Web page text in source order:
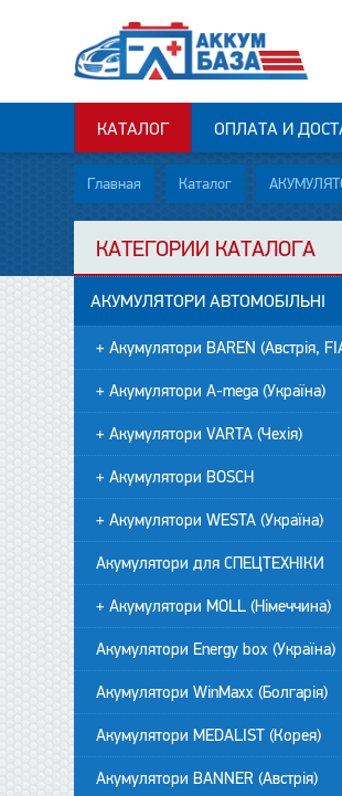
КАТАЛОГ ОПЛАТА И
Главная Каталог
КАТЕГОРИИ КАТАЛОГА
АКУМУЛЯТОРИ АВТОМОБІЛЬНІ
+ Акумулятори BAREN (Австрія,
+ Акумулятори A-mega (Україна)
+ Акумулятори VARTA (Чехія)
+ Акумулятори BOSCH
+ Акумулятори WESTA (Україна)
Акумулятори для СПЕЦТЕХНІКИ
+ Акумулятори MOLL (Німеччина)
Акумулятори Energy box (Україна)
Акумулятори WinMaxx (Болгарія)
Акумулятори MEDALIST (Корея)
Акумулятори BANNER (Австрія)